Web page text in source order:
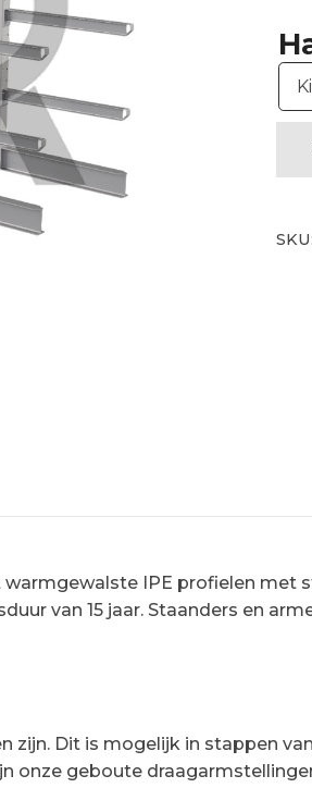
SKU:
IPE profielen met
van 15 jaar. Staanders en
Dit is mogelijk in stappen
onze geboute